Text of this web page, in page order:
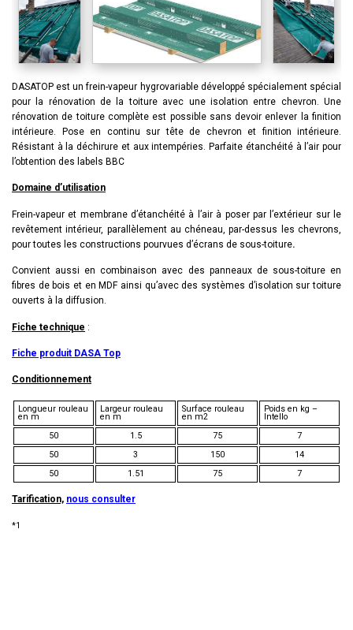
DASATOP est un frein-vapeur hygrovariable développé spécialement spécial
pour la rénovation de la toiture avec une isolation entre chevron. Une
rénovation de toiture complète est possible sans devoir enlever la finition
intérieure. Pose en continu sur tête de chevron et finition intérieure.
Résistant à la déchirure et aux intempéries. Parfaite étanchéité à l’air pour
l’obtention des labels BBC
Domaine d’utilisation
Frein-vapeur et membrane d’étanchéité à l’air à poser par l’extérieur sur le
revêtement intérieur, parallèlement au chéneau, par-dessus les chevrons,
pour toutes les constructions pourvues d’écrans de sous-toiture.
Convient aussi en combinaison avec des panneaux de sous-toiture en
fi bres de bois et en MDF ainsi qu’avec des systèmes d’isolation sur toiture
ouverts à la diffusion.
Fiche technique :
Fiche produit DASA Top
Conditionnement
Longueur rouleau
en m
Largeur rouleau
en m
Surface rouleau
en m2
Poids en kg –
Intello
50
1.5 75
7
50
3 150
14
50
1.51 75 7
Tarification, nous consulter
*1